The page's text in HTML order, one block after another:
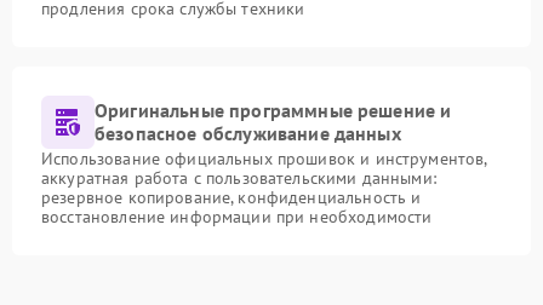
продления срока службы техники
Оригинальные программные решение и
безопасное обслуживание данных
Использование официальных прошивок и инструментов,
аккуратная работа с пользовательскими данными:
резервное копирование, конфиденциальность и
восстановление информации при необходимости